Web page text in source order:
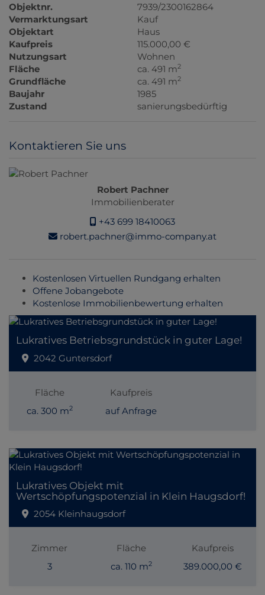
Objektnr.
7939/2300162864
Vermarktungsart
Kauf
Objektart
Haus
Kaufpreis
115.000,00 €
Nutzungsart
Wohnen
Fläche
ca. 491 m2
Grundfläche ca. 491 m2
Baujahr
1985
Zustand
sanierungsbedürftig
Kontaktieren Sie uns
Robert Pachner
Immobilienberater
+43 699 18410063
robert.pachner@immo-company.at
Kostenlosen Virtuellen Rundgang erhalten
Offene Jobangebote
Kostenlose Immobilienbewertung erhalten
Lukratives Betriebsgrundstück in guter Lage!
2042 Guntersdorf
Fläche
ca. 300 m2
Kaufpreis
auf Anfrage
Lukratives Objekt mit
Wertschöpfungspotenzial in Klein Haugsdorf!
2054 Kleinhaugsdorf
Zimmer
3
Fläche
ca. 110 m2
Kaufpreis
389.000,00 €